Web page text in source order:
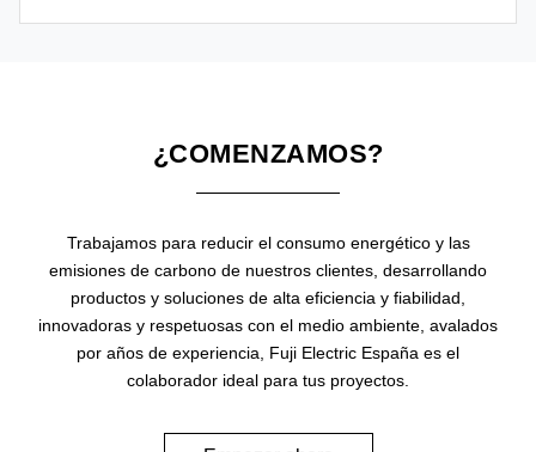
¿COMENZAMOS?
Trabajamos para reducir el consumo energético y las
emisiones de carbono de nuestros clientes, desarrollando
productos y soluciones de alta eficiencia y fiabilidad,
innovadoras y respetuosas con el medio ambiente, avalados
por años de experiencia, Fuji Electric España es el
colaborador ideal para tus proyectos.